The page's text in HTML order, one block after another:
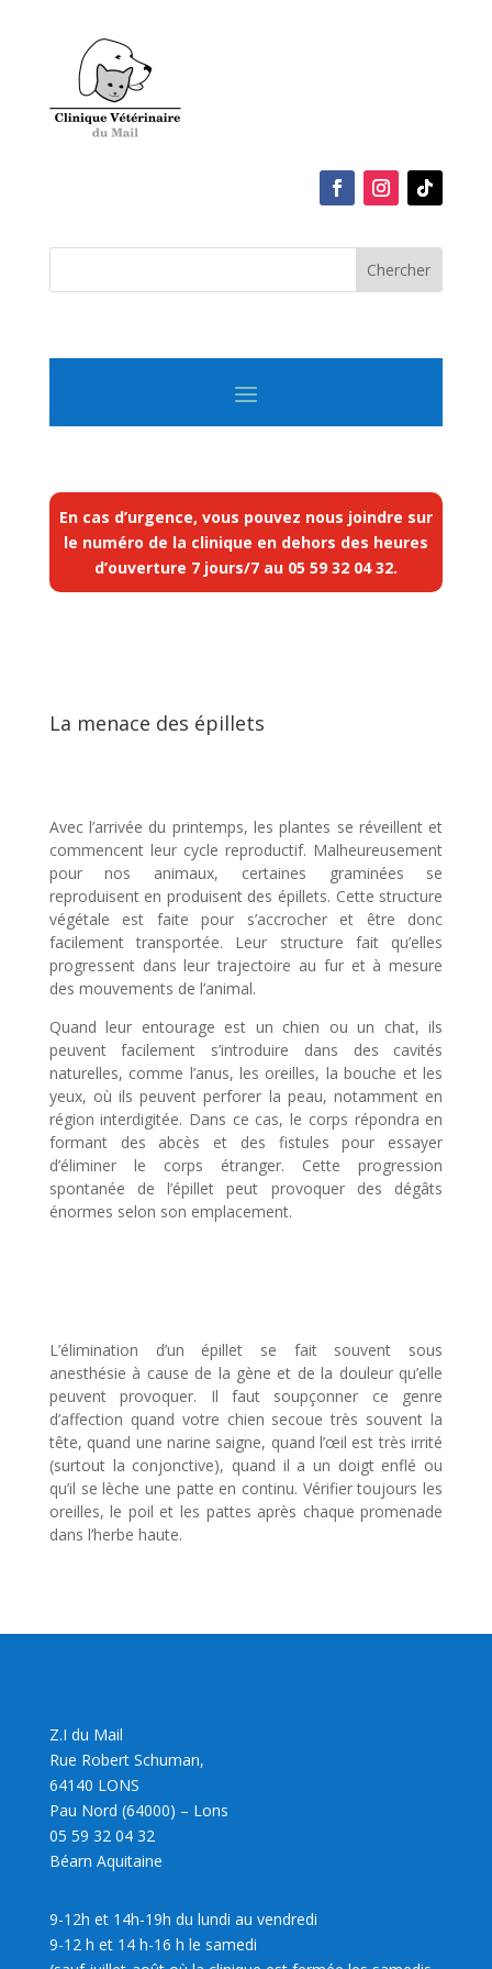
En cas d’urgence, vous pouvez nous joindre sur
le numéro de la clinique en dehors des heures
d’ouverture 7 jours/7 au 05 59 32 04 32.
La menace des épillets
Avec l’arrivée du printemps, les plantes se réveillent et
commencent leur cycle reproductif. Malheureusement
pour nos animaux, certaines graminées se
reproduisent en produisent des épillets. Cette structure
végétale est faite pour s’accrocher et être donc
facilement transportée. Leur structure fait qu’elles
progressent dans leur trajectoire au fur et à mesure
des mouvements de l’animal.
Quand leur entourage est un chien ou un chat, ils
peuvent facilement s’introduire dans des cavités
naturelles, comme l’anus, les oreilles, la bouche et les
yeux, où ils peuvent perforer la peau, notamment en
région interdigitée. Dans ce cas, le corps répondra en
formant des abcès et des fistules pour essayer
d’éliminer le corps étranger. Cette progression
spontanée de l’épillet peut provoquer des dégâts
énormes selon son emplacement.
L’élimination d’un épillet se fait souvent sous
anesthésie à cause de la gène et de la douleur qu’elle
peuvent provoquer. Il faut soupçonner ce genre
d’affection quand votre chien secoue très souvent la
tête, quand une narine saigne, quand l’œil est très irrité
(surtout la conjonctive), quand il a un doigt enflé ou
qu’il se lèche une patte en continu. Vérifier toujours les
oreilles, le poil et les pattes après chaque promenade
dans l’herbe haute.
Z.I du Mail
Rue Robert Schuman,
64140 LONS
Pau Nord (64000) – Lons
05 59 32 04 32
Béarn Aquitaine
9-12h et 14h-19h du lundi au vendredi
9-12 h et 14 h-16 h le samedi